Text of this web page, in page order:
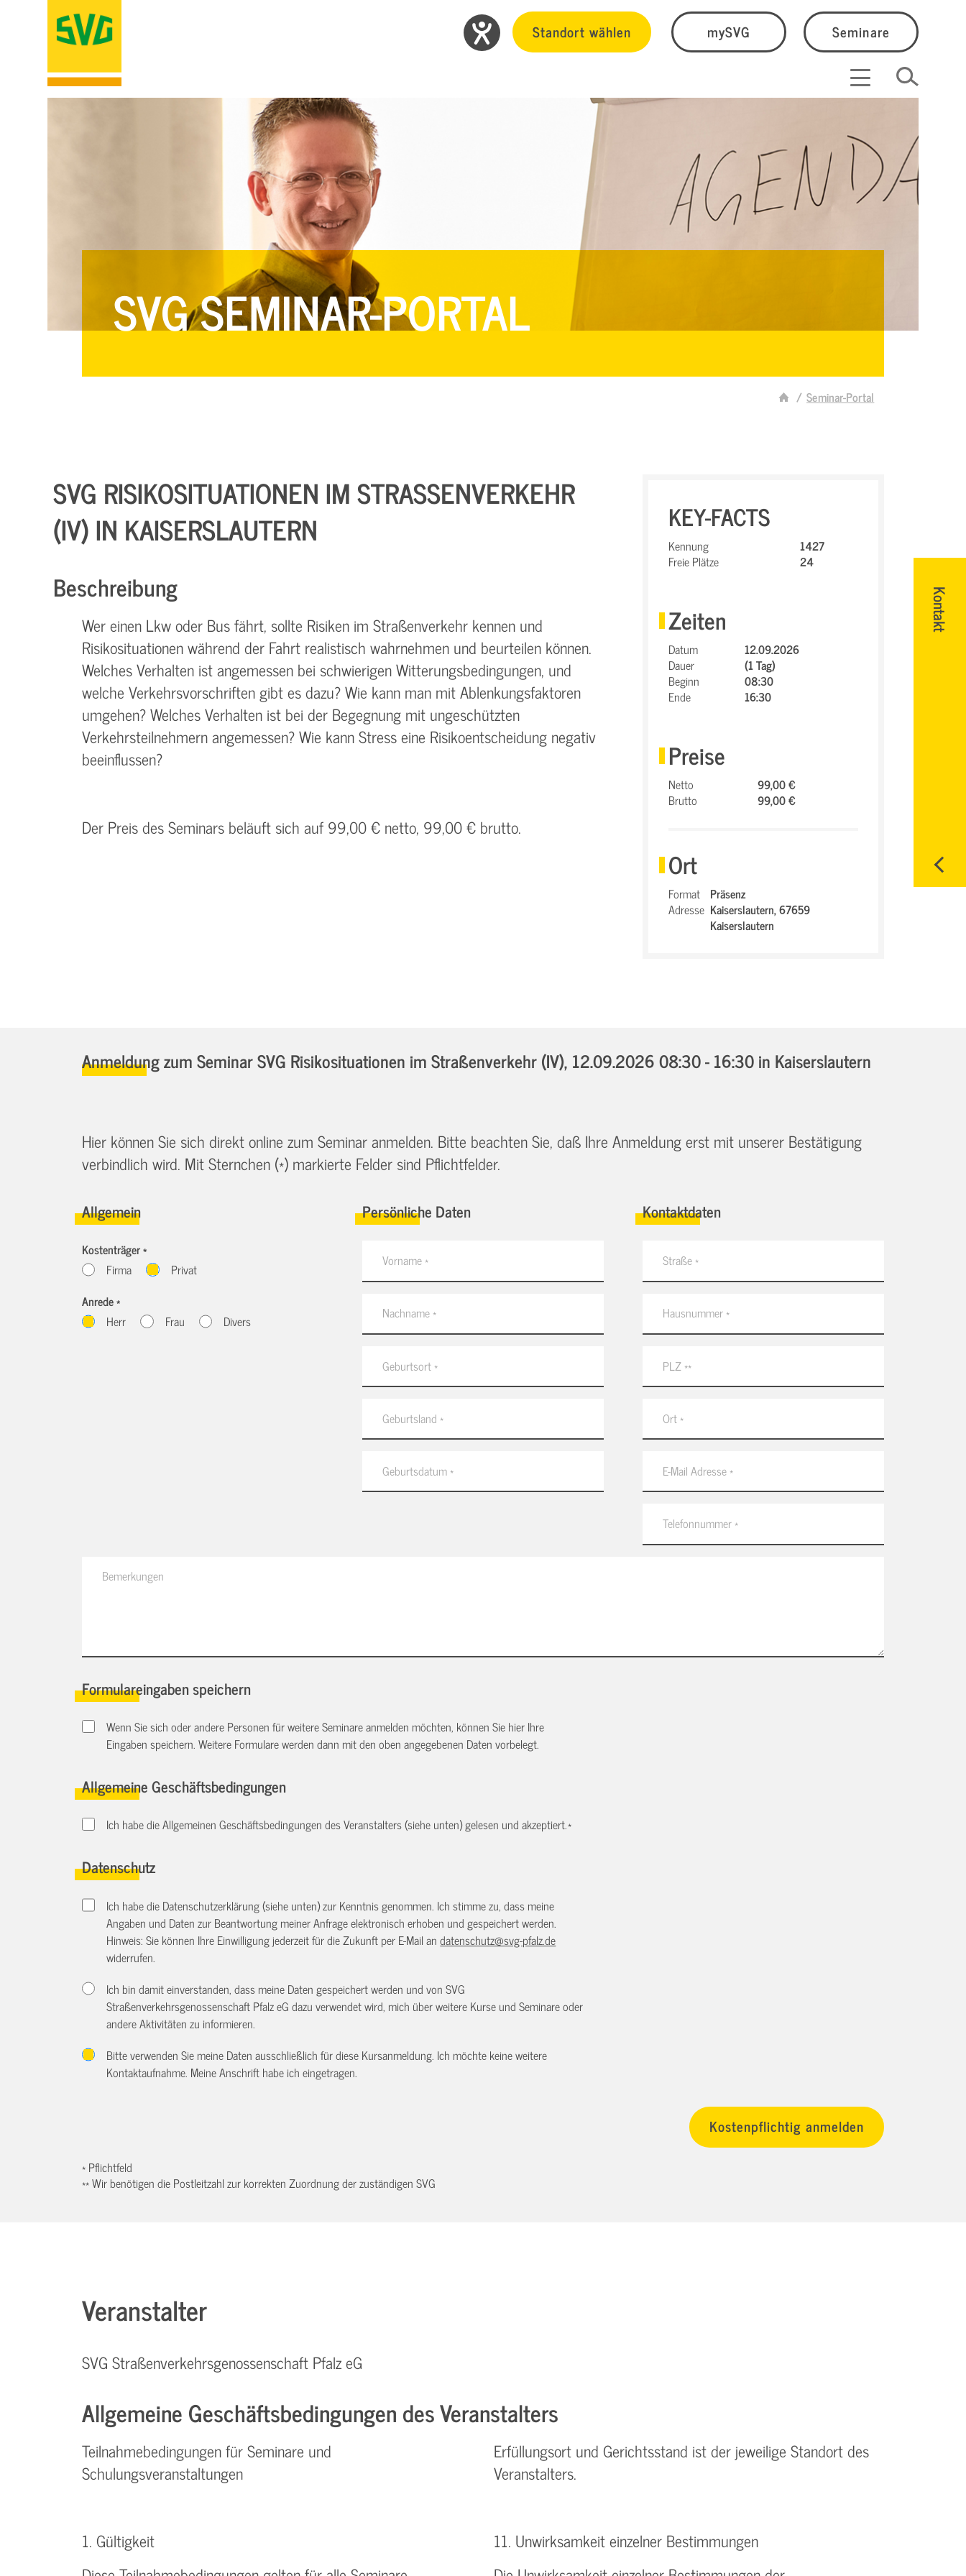
Standort wählen mySVG Seminare
SVG SEMINAR-PORTAL
Seminar-Portal
Kontakt
SVG RISIKOSITUATIONEN IM STRASSENVERKEHR (
IV) IN KAISERSLAUTERN
Beschreibung
Wer einen Lkw oder Bus fährt, sollte Risiken im Straßenverkehr kennen und
Risikosituationen während der Fahrt realistisch wahrnehmen und beurteilen können.
Welches Verhalten ist angemessen bei schwierigen Witterungsbedingungen, und
welche Verkehrsvorschriften gibt es dazu? Wie kann man mit Ablenkungsfaktoren
umgehen? Welches Verhalten ist bei der Begegnung mit ungeschützten
Verkehrsteilnehmern angemessen? Wie kann Stress eine Risikoentscheidung negativ
beeinflussen?
Der Preis des Seminars beläuft sich auf 99,00 € netto, 99,00 € brutto.
KEY-FACTS
Kennung
1427
Freie Plätze
24
Zeiten
Datum
12.09.2026
Dauer
(1 Tag)
Beginn
08:30
Ende
16:30
Preise
Netto
99,00 €
Brutto
99,00 €
Ort
Format Präsenz
Adresse Kaiserslautern,67659
Kaiserslautern
Anmeldung zum Seminar SVG Risikosituationen im Straßenverkehr (IV), 12.09.2026 08:30 - 16:30in Kaiserslautern
Hier können Sie sich direkt online zum Seminar anmelden. Bitte beachten Sie, daß Ihre Anmeldung erst mit unserer Bestätigung
verbindlich wird. Mit Sternchen (*) markierte Felder sind Pflichtfelder.
Allgemein
Kostenträger *
Firma
Privat
Anrede *
Herr
Frau Divers
Persönliche Daten Kontaktdaten
Formulareingaben speichern
Wenn Sie sich oder andere Personen für weitere Seminare anmelden möchten, können Sie hier Ihre
Eingaben speichern. Weitere Formulare werden dann mit den oben angegebenen Daten vorbelegt.
Allgemeine Geschäftsbedingungen
Ich habe die Allgemeinen Geschäftsbedingungen des Veranstalters (siehe unten) gelesen und akzeptiert.*
Datenschutz
Ich habe die Datenschutzerklärung (siehe unten) zur Kenntnis genommen. Ich stimme zu, dass meine
Angaben und Daten zur Beantwortung meiner Anfrage elektronisch erhoben und gespeichert werden.
Hinweis: Sie können Ihre Einwilligung jederzeit für die Zukunft per E-Mail andatenschutz@svg-pfalz.de
widerrufen.
Ich bin damit einverstanden, dass meine Daten gespeichert werden und von SVG
Straßenverkehrsgenossenschaft Pfalz eG dazu verwendet wird, mich über weitere Kurse und Seminare oder
andere Aktivitäten zu informieren.
Bitte verwenden Sie meine Daten ausschließlich für diese Kursanmeldung. Ich möchte keine weitere
Kontaktaufnahme. Meine Anschrift habe ich eingetragen.
* Pflichtfeld
** Wir benötigen die Postleitzahl zur korrekten Zuordnung der zuständigen SVG
Veranstalter
SVG Straßenverkehrsgenossenschaft Pfalz eG
Allgemeine Geschäftsbedingungen des Veranstalters
Teilnahmebedingungen für Seminare und
Schulungsveranstaltungen
1. Gültigkeit
Erfüllungsort und Gerichtsstand ist der jeweilige Standort des
Veranstalters.
11. Unwirksamkeit einzelner Bestimmungen